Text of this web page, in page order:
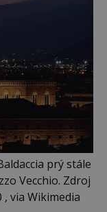
prý stále
Vecchio. Zdroj
, via Wikimedia